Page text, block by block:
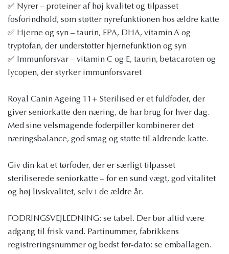
✅ Nyrer – proteiner af høj kvalitet og tilpasset
fosforindhold, som støtter nyrefunktionen hos ældre katte
✅ Hjerne og syn – taurin, EPA, DHA, vitamin A og
tryptofan, der understøtter hjernefunktion og syn
✅ Immunforsvar – vitamin C og E, taurin, betacaroten og
lycopen, der styrker immunforsvaret
Royal Canin Ageing 11+ Sterilised er et fuldfoder, der
giver seniorkatte den næring, de har brug for hver dag.
Med sine velsmagende foderpiller kombinerer det
næringsbalance, god smag og støtte til aldrende katte.
Giv din kat et tørfoder, der er særligt tilpasset
steriliserede seniorkatte – for en sund vægt, god vitalitet
og høj livskvalitet, selv i de ældre år.
FODRINGSVEJLEDNING: se tabel. Der bør altid være
adgang til frisk vand. Partinummer, fabrikkens
registreringsnummer og bedst før-dato: se emballagen.